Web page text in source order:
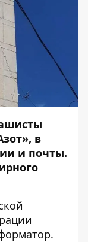
в
и почты.
.